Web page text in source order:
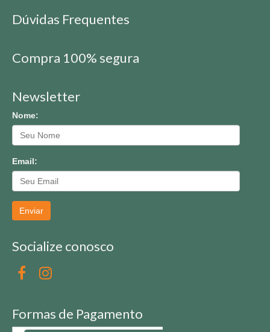
Dúvidas Frequentes
Compra 100% segura
Newsletter
Nome:
Email:
Enviar
Socialize conosco
Formas de Pagamento